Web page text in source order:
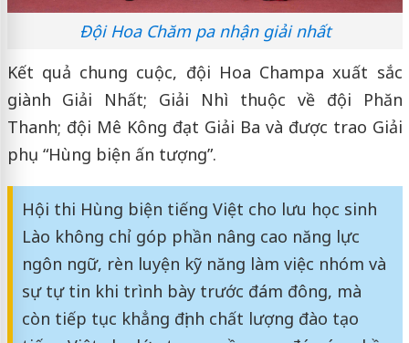
Đội Hoa Chăm pa nhận giải nhất
Kết quả chung cuộc, đội Hoa Champa xuất sắc
giành Giải Nhất; Giải Nhì thuộc về đội Phăn
Thanh; đội Mê Kông đạt Giải Ba và được trao Giải
phụ “Hùng biện ấn tượng”.
Hội thi Hùng biện tiếng Việt cho lưu học sinh
Lào không chỉ góp phần nâng cao năng lực
ngôn ngữ, rèn luyện kỹ năng làm việc nhóm và
sự tự tin khi trình bày trước đám đông, mà
còn tiếp tục khẳng định chất lượng đào tạo